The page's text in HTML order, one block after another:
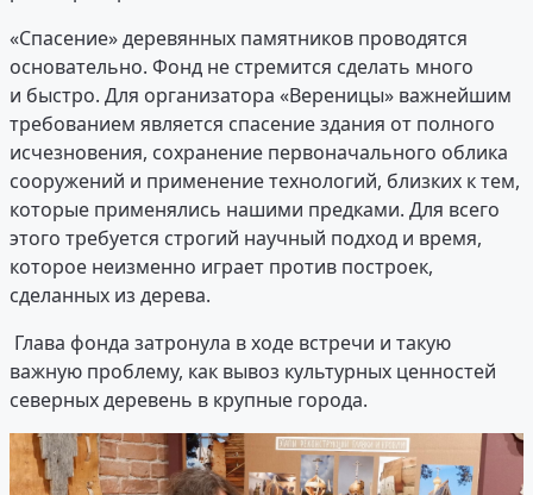
«Спасение» деревянных памятников проводятся
основательно. Фонд не стремится сделать много
и быстро. Для организатора «Вереницы» важнейшим
требованием является спасение здания от полного
исчезновения, сохранение первоначального облика
сооружений и применение технологий, близких к тем,
которые применялись нашими предками. Для всего
этого требуется строгий научный подход и время,
которое неизменно играет против построек,
сделанных из дерева.
Глава фонда затронула в ходе встречи и такую
важную проблему, как вывоз культурных ценностей
северных деревень в крупные города.